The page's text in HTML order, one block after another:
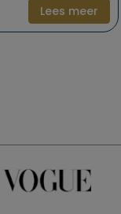
Lees meer